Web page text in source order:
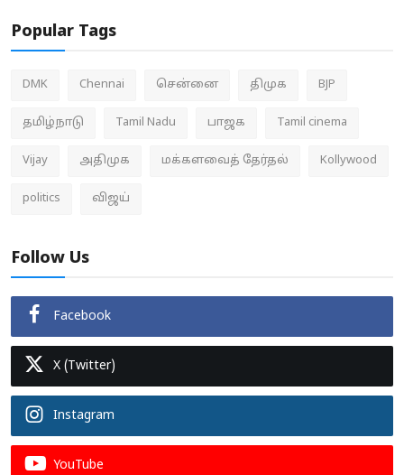
Popular Tags
DMK Chennai சென்னை திமுக BJP
தமிழ்நாடு Tamil Nadu பாஜக Tamil cinema
Vijay அதிமுக மக்களவைத் தேர்தல் Kollywood
politics விஜய்
Follow Us
Facebook
X (Twitter)
Instagram
YouTube